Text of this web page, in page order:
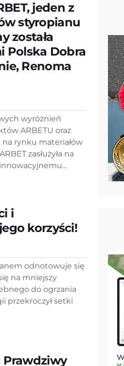
jeden z
styropianu
została
Polska Dobra
Renoma
wyróżnień
ARBETU oraz
rynku materiałów
zasłużyła na
i
korzyści!
odnotowuje się
na mniejszy
do ogrzania
przekroczył setki
Prawdziwy